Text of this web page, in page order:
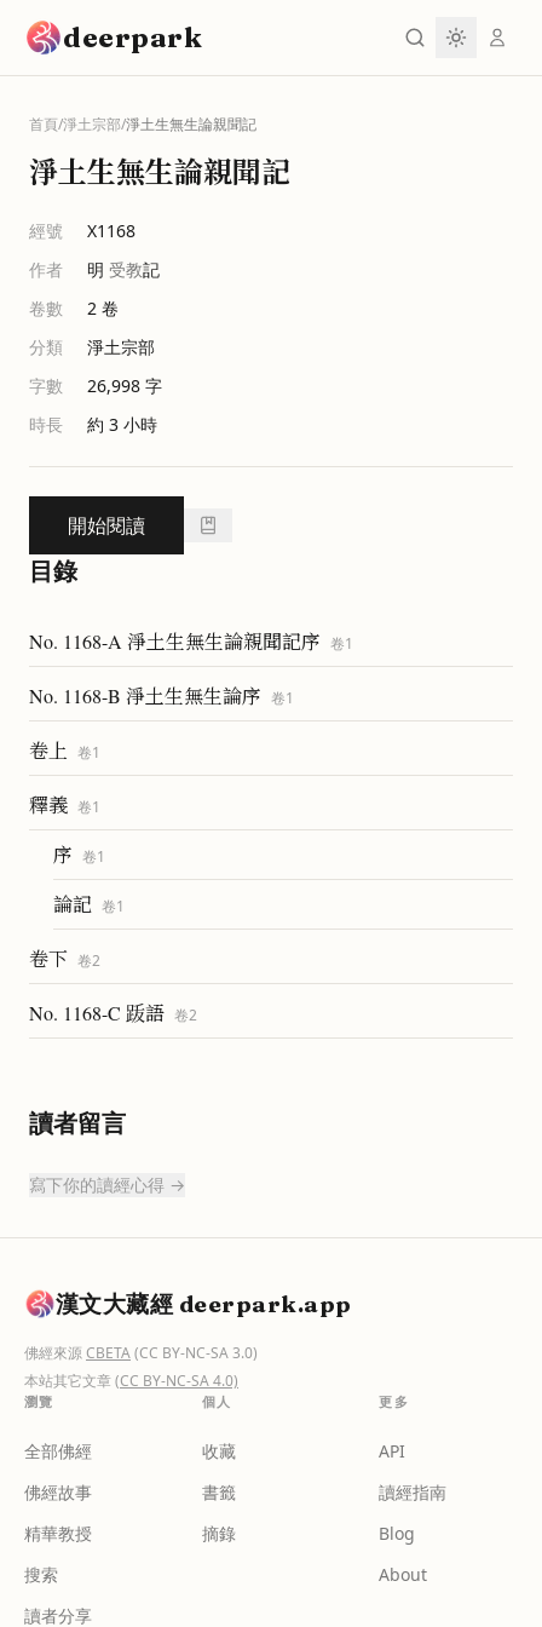
deerpark
首頁/淨土宗部/淨土生無生論親聞記
淨土生無生論親聞記
經號
X1168
作者
明 受教記
卷數
2 卷
分類
淨土宗部
字數
26,998 字
時長
約 3 小時
開始閱讀
目錄
No. 1168-A 淨土生無生論親聞記序 卷1
No. 1168-B 淨土生無生論序 卷1
卷上 卷1
釋義 卷1
序 卷1
論記 卷1
卷下 卷2
No. 1168-C 䟦語 卷2
讀者留言
寫下你的讀經心得 →
漢文大藏經 deerpark.app
佛經來源CBETA(CC BY-NC-SA 3.0)
本站其它文章(CC BY-NC-SA 4.0)
瀏覽
全部佛經
佛經故事
精華教授
搜索
讀者分享
個人
收藏
書籤
摘錄
更多
API
讀經指南
Blog
About